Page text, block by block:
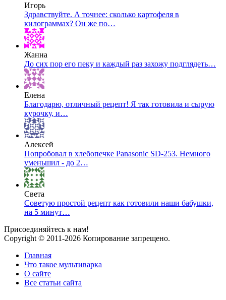
Игорь
Здравствуйте. А точнее: сколько картофеля в
килограммах? Он же по…
Жанна
До сих пор его пеку и каждый раз захожу подглядеть…
Елена
Благодарю, отличный рецепт! Я так готовила и сырую
курочку, и…
Алексей
Попробовал в хлебопечке Panasonic SD-253. Немного
уменьшил - до 2…
Света
Советую простой рецепт как готовили наши бабушки,
на 5 минут…
Присоединяйтесь к нам!
Copyright © 2011-2026 Копирование запрещено.
Главная
Что такое мультиварка
О сайте
Все статьи сайта